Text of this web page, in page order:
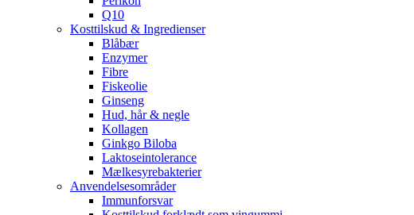
Q10
Kosttilskud & Ingredienser
Blåbær
Enzymer
Fibre
Fiskeolie
Ginseng
Hud, hår & negle
Kollagen
Ginkgo Biloba
Laktoseintolerance
Mælkesyrebakterier
Anvendelsesområder
Immunforsvar